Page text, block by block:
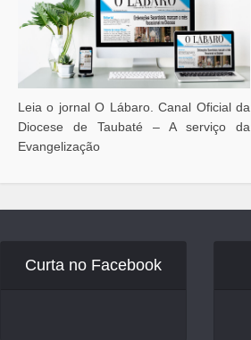
Leia o jornal O Lábaro. Canal Oficial da
Diocese de Taubaté – A serviço da
Evangelização
Curta no Facebook